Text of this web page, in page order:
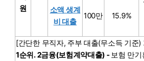
원
소액 생계
비 대출
100만 15.9%
[간단한 무직자, 주부 대출(무소득 기준)
1순위. 2금융(보험계약대출) - 보험 만